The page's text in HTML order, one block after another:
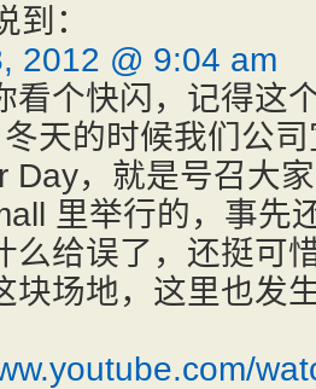
到：
2012 @ 9:04 am
看个快闪，记得这
天的时候我们公
Day，就是号召大
里举行的，事先
么给误了，还挺可
块场地，这里也发